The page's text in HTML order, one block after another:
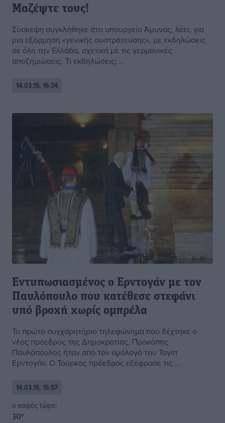
Μαζέψτε τους!
Σύσκεψη συγκλήθηκε στο υπουργείο Άμυνας, λέει, για
μια εξόρμηση «γενικής συστράτευσης», με εκδηλώσεις
σε όλη την Ελλάδα, σχετικά με τις γερμανικές
αποζημιώσεις. Τι εκδηλώσεις; ...
14.03.15, 16:34
Εντυπωσιασμένος ο Ερντογάν με τον
Παυλόπουλο που κατέθεσε στεφάνι
υπό βροχή χωρίς ομπρέλα
Το πρώτο συγχαρητήριο τηλεφώνημα που δέχτηκε ο
νέος πρόεδρος της Δημοκρατίας, Προκόπης
Παυλόπουλος ήταν από τον ομόλογό του Ταγίπ
Ερντογάν. Ο Τούρκος πρόεδρος εξέφρασε τις ...
14.03.15, 15:57
o καιρός τώρα:
30°